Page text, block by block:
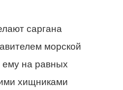
саргана
морской
на равных
хищниками